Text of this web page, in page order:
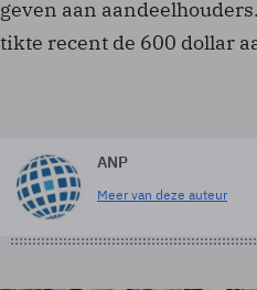
geven aan
tikte recent de 600 dollar
ANP
Meer van deze auteur